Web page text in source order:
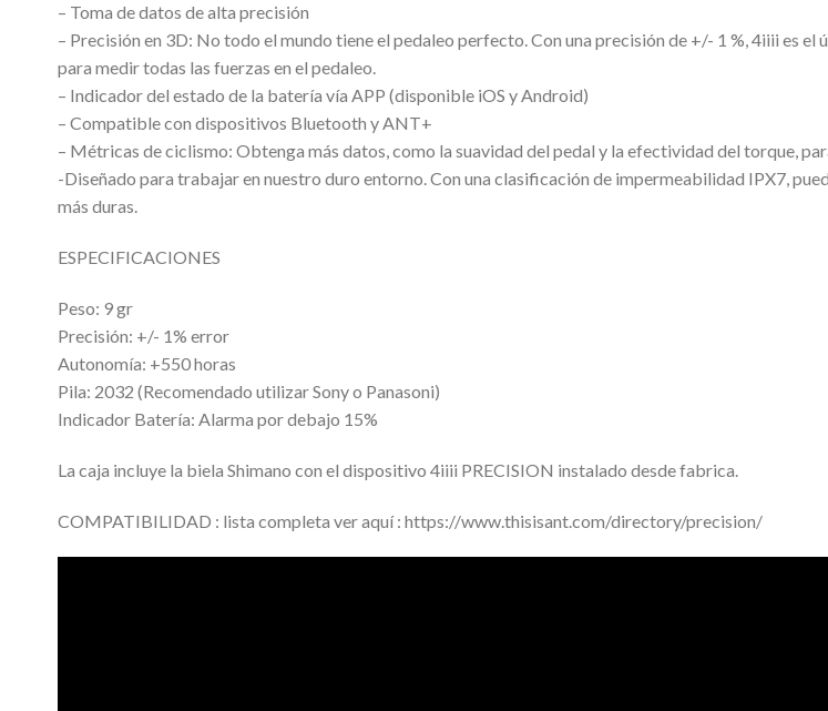
– Toma de datos de alta precisión
– Precisión en 3D: No todo el mundo tiene el pedaleo perfecto. Con una precisión de +/- 1 %, 4iiii es
para medir todas las fuerzas en el pedaleo.
– Indicador del estado de la batería vía APP (disponible iOS y Android)
– Compatible con dispositivos Bluetooth y ANT+
– Métricas de ciclismo: Obtenga más datos, como la suavidad del pedal y la efectividad del torque,
-Diseñado para trabajar en nuestro duro entorno. Con una clasificación de impermeabilidad IPX7,
más duras.
ESPECIFICACIONES
Peso: 9 gr
Precisión: +/- 1% error
Autonomía: +550 horas
Pila: 2032 (Recomendado utilizar Sony o Panasoni)
Indicador Batería: Alarma por debajo 15%
La caja incluye la biela Shimano con el dispositivo 4iiii PRECISION instalado desde fabrica.
COMPATIBILIDAD : lista completa ver aquí : https://www.thisisant.com/directory/precision/